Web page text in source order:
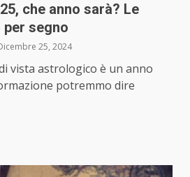
che anno sarà? Le
segno
25, 2024
vista astrologico è un anno
potremmo dire